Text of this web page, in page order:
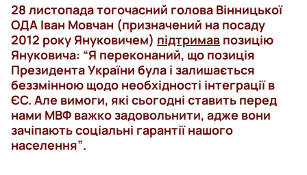
28 листопадатогочасний голова Вінницької
ОДА Іван Мовчан (призначений на посаду
2012 року Януковичем) підтримав позицію
Януковича: “Я переконаний, що позиція
Президента України була і залишається
беззмінною щодо необхідності інтеграції в
ЄС. Але вимоги, які сьогодні ставить перед
нами МВФ важко задовольнити, адже вони
зачіпають соціальні гарантії нашого
населення”.